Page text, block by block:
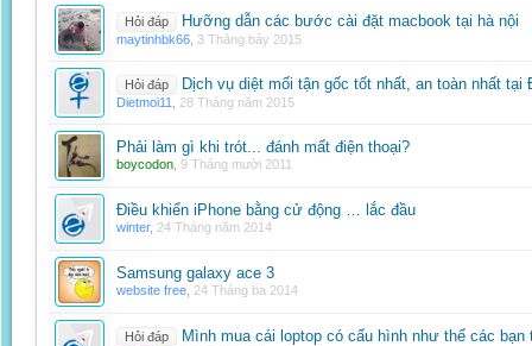
Hỏi đáp Hưỡng dẫn các bước cài đặt macbook tại hà nội
maytinhbk66 3 Tháng bảy 2015
Hỏi đáp Dịch vụ diệt mối tận gốc tốt nhất, an toàn nhất tại
Dietmoi11 28 Tháng năm 2015
Phải làm gì khi trót... đánh mất điện thoại?
boycodon 9 Tháng mười 2011
Điều khiển iPhone bằng cử động … lắc đầu
winter, 24 Tháng năm 2014
Samsung galaxy ace 3
website free 24 Tháng ba 2014
Hỏi đáp Mình mua cái loptop có cấu hình như thế các